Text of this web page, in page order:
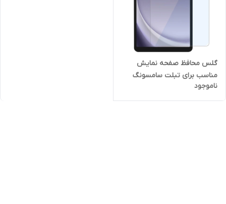
گلس محافظ صفحه نمایش
مناسب برای تبلت سامسونگ
Galaxy A9 اورجینال
ناموجود